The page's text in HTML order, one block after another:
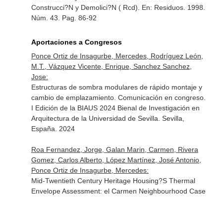
Construcci?N y Demolici?N ( Rcd). En: Residuos. 1998.
Núm. 43. Pag. 86-92
Aportaciones a Congresos
Ponce Ortiz de Insagurbe, Mercedes, Rodríguez León,
M.T., Vázquez Vicente, Enrique, Sanchez Sanchez,
Jose:
Estructuras de sombra modulares de rápido montaje y
cambio de emplazamiento. Comunicación en congreso.
I Edición de la BIAUS 2024 Bienal de Investigación en
Arquitectura de la Universidad de Sevilla. Sevilla,
España. 2024
Roa Fernandez, Jorge, Galan Marin, Carmen, Rivera
Gomez, Carlos Alberto, López Martínez, José Antonio,
Ponce Ortiz de Insagurbe, Mercedes:
Mid-Twentieth Century Heritage Housing?S Thermal
Envelope Assessment: el Carmen Neighbourhood Case